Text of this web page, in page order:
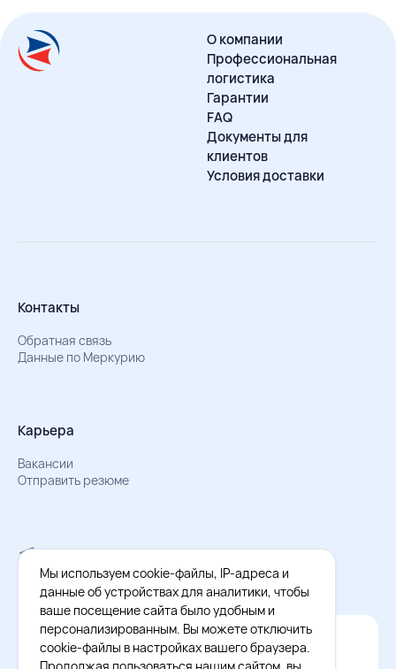
О компании
Профессиональная
логистика
Гарантии
FAQ
Документы для
клиентов
Условия доставки
Контакты
Обратная связь
Данные по Меркурию
Карьера
Вакансии
Отправить резюме
Мы в Телеграм
Документы об обработке персональных данных
Охрана труда – результаты СОУТ
Официальное приложение Восток - Запад
Cкачайте бесплатное приложение
Мы используем cookie-файлы, IP-адреса и
данные об устройствах для аналитики, чтобы
ваше посещение сайта было удобным и
персонализированным. Вы можете отключить
cookie-файлы в настройках вашего браузера.